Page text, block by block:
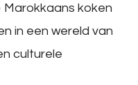
Marokkaans koken
in een wereld van
culturele